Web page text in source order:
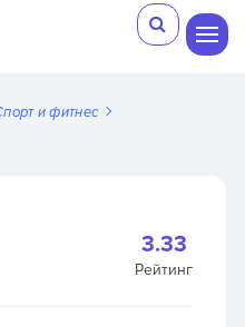
и фитнес
3.33
Рейтинг